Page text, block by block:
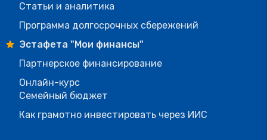
Статьи и аналитика
Программа долгосрочных сбережений
Эстафета "Мои финансы"
Партнерское финансирование
Онлайн-курс
Семейный бюджет
Как грамотно инвестировать через ИИС